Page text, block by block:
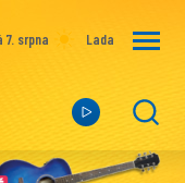
7. srpna Lada